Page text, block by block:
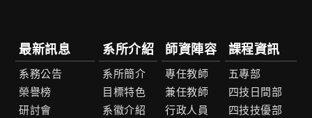
最新訊息
系務公告
榮譽榜
研討會
系所介紹
系所簡介
目標特色
系徽介紹
師資陣容
專任教師
兼任教師
行政人員
課程資訊
五專部
四技日間部
四技技優部